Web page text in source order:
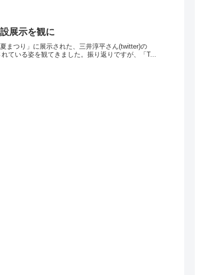
展示を観に
まつり」に展示された、三井淳平さん(twitter)の
ている姿を観てきました。振り返りですが、「T...